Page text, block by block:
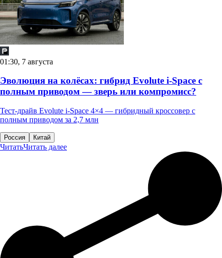
01:30, 7 августа
Эволюция на колёсах: гибрид Evolute i-Space с
полным приводом — зверь или компромисс?
Тест-драйв Evolute i-Space 4×4 — гибридный кроссовер с
полным приводом за 2,7 млн
Россия Китай
ЧитатьЧитать далее